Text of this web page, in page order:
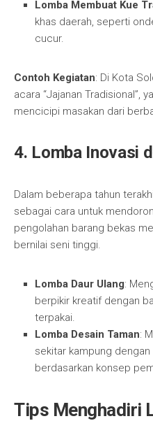
Lomba Membuat Kue
khas daerah, seperti
cucur.
Contoh Kegiatan: Di Kota
acara “Jajanan Tradisional”,
mencicipi masakan dari
4. Lomba Inovasi
Dalam beberapa tahun
sebagai cara untuk
pengolahan barang bekas
bernilai seni tinggi.
Lomba Daur Ulang:
berpikir kreatif dengan
terpakai.
Lomba Desain Taman:
sekitar kampung
berdasarkan konsep
Tips Menghadiri